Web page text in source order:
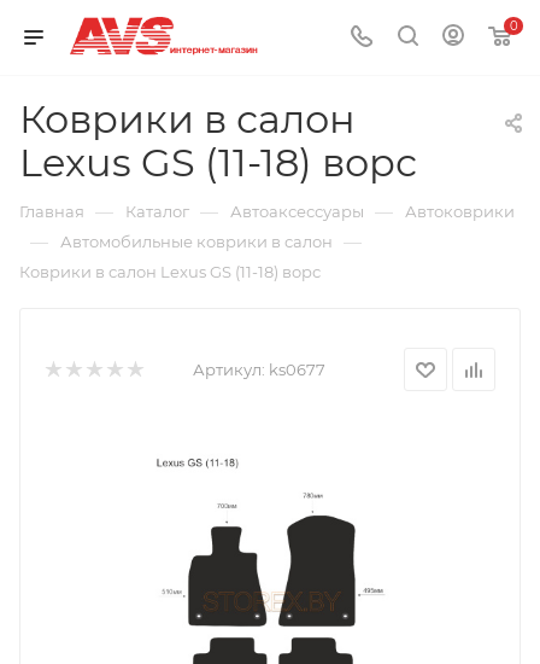
0
Коврики в салон
Lexus GS (11-18) ворс
Главная — Каталог — Автоаксессуары — Автоковрики
— Автомобильные коврики в салон —
Коврики в салон Lexus GS (11-18) ворс
Артикул: ks0677